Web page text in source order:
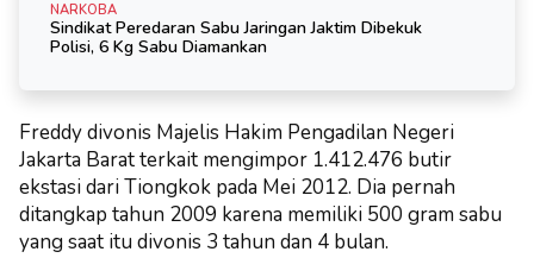
NARKOBA
Sindikat Peredaran Sabu Jaringan Jaktim Dibekuk
Polisi, 6 Kg Sabu Diamankan
Freddy divonis Majelis Hakim Pengadilan Negeri
Jakarta Barat terkait mengimpor 1.412.476 butir
ekstasi dari Tiongkok pada Mei 2012. Dia pernah
ditangkap tahun 2009 karena memiliki 500 gram sabu
yang saat itu divonis 3 tahun dan 4 bulan.